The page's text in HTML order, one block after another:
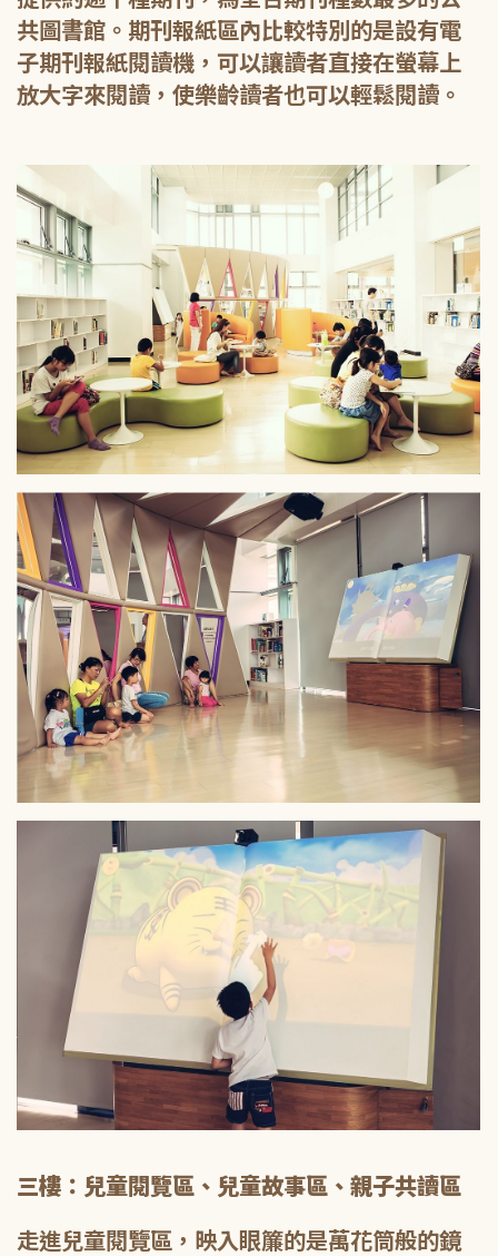
共圖書館。期刊報紙區內比較特別的是設有電
子期刊報紙閱讀機，可以讓讀者直接在螢幕上
放大字來閱讀，使樂齡讀者也可以輕鬆閱讀。
三樓：兒童閱覽區、兒童故事區、親子共讀區
走進兒童閱覽區，映入眼簾的是萬花筒般的鏡